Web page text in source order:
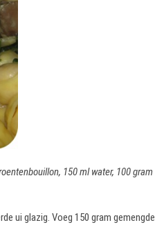
150 ml water, 100 gram
ui glazig. Voeg 150 gram gemengde